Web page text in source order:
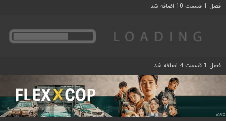
فصل 1 قسمت 10 اضافه شد
فصل 1 قسمت 4 اضافه شد